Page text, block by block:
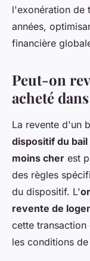
l'exonération de
années,
financière
Peut-on
acheté
La revente d'un
dispositif du
moins cher est
des règles
du dispositif. L'
revente de
cette
les conditions